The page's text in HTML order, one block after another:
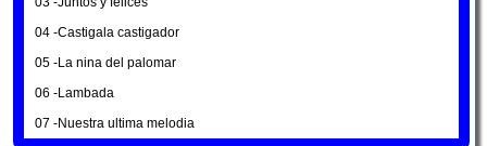
04 -Castigala castigador
05 -La nina del palomar
06 -Lambada
07 -Nuestra ultima melodia